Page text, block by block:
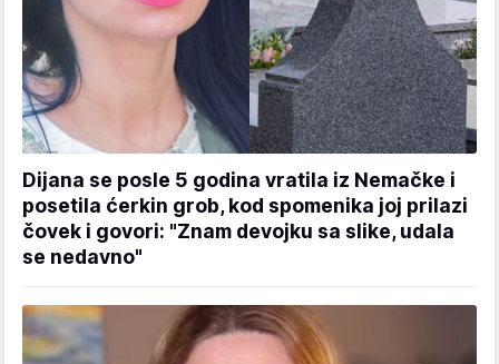
Dijana se posle 5 godina vratila iz Nemačke i
posetila ćerkin grob, kod spomenika joj prilazi
čovek i govori: "Znam devojku sa slike, udala
se nedavno"